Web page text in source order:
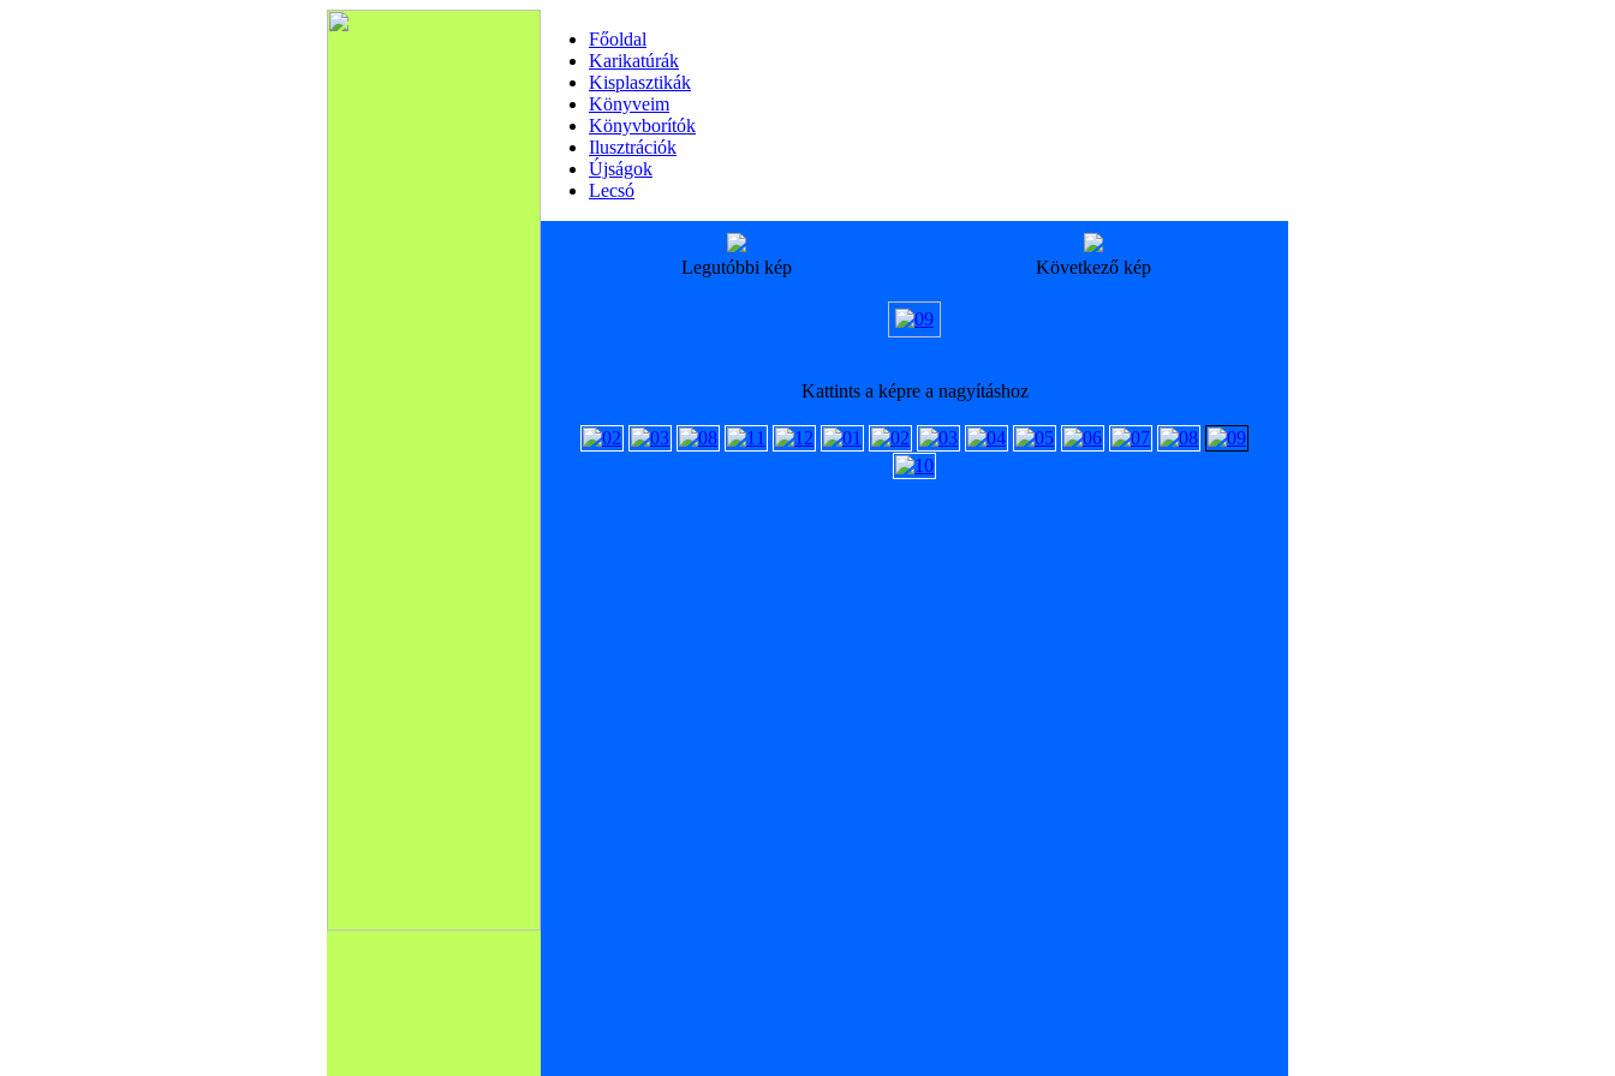
Főoldal
Karikatúrák
Kisplasztikák
Könyveim
Könyvborítók
Ilusztrációk
Újságok
Lecsó
Legutóbbi kép Következő kép
Kattints a képre a nagyításhoz